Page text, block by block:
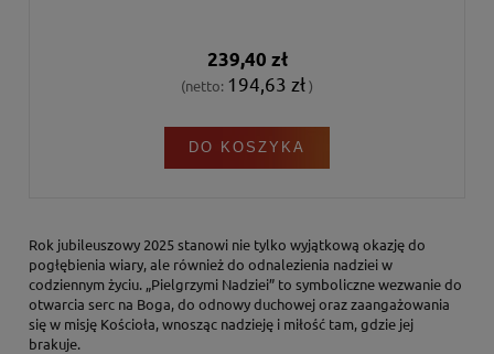
239,40 zł
(netto: 194,63 zł)
DO KOSZYKA
Rok jubileuszowy 2025 stanowi nie tylko wyjątkową okazję do
pogłębienia wiary, ale również do odnalezienia nadziei w
codziennym życiu. „Pielgrzymi Nadziei” to symboliczne wezwanie do
otwarcia serc na Boga, do odnowy duchowej oraz zaangażowania
się w misję Kościoła, wnosząc nadzieję i miłość tam, gdzie jej
brakuje.